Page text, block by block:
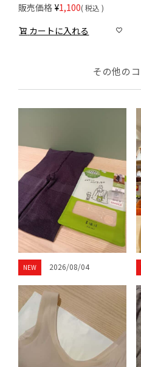
販売価格 ¥1,100 税込
カートに入れる
その他の
NEW 2026/08/04